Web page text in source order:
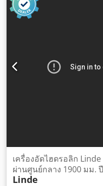
เครื่องอัดไฮดรอลิก Linde
ผ่านศูนย์กลาง 1900 มม.
Linde